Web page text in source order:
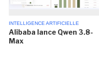
INTELLIGENCE ARTIFICIELLE
Alibaba lance Qwen 3.8-
Max